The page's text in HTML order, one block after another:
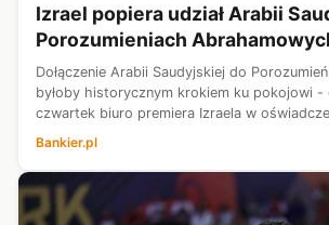
Izrael popiera udział Arabii
Porozumieniach
Dołączenie Arabii Saudyjskiej do
byłoby historycznym krokiem ku pokojowi -
czwartek biuro premiera Izraela w
porozumień jest warunkiem ...
Bankier.pl